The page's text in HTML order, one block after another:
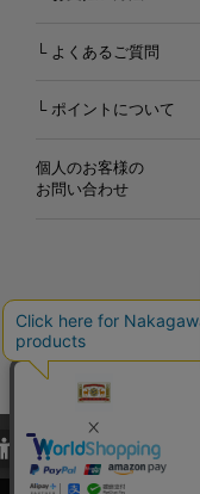
└ よくあるご質問
└ ポイントについて
個人のお客様の
お問い合わせ
Copyright©2000
Nakagawa Masashichi
当サイトでは、当サイト
び利便性向上のためにク
関しては「プライバシー